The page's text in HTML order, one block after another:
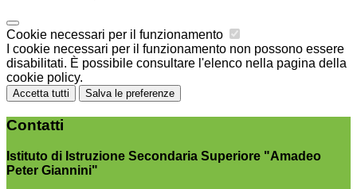
Cookie necessari per il funzionamento
I cookie necessari per il funzionamento non possono essere
disabilitati. È possibile consultare l'elenco nella pagina della
cookie policy.
Accetta tutti Salva le preferenze
Contatti
Istituto di Istruzione Secondaria Superiore "Amadeo
Peter Giannini"